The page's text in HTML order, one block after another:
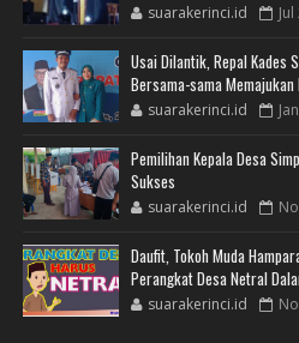
suarakerinci.id
Usai Dilantik, Repal Kades
Bersama-sama Memajukan
suarakerinci.id
Pemilihan Kepala Desa
Sukses
suarakerinci.id
Daufit, Tokoh Muda
Perangkat Desa Netral
suarakerinci.id